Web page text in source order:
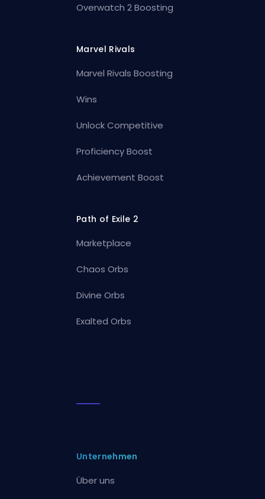
Overwatch 2 Boosting
Marvel Rivals
Marvel Rivals Boosting
Wins
Unlock Competitive
Proficiency Boost
Achievement Boost
Path of Exile 2
Marketplace
Chaos Orbs
Divine Orbs
Exalted Orbs
Unternehmen
Über uns